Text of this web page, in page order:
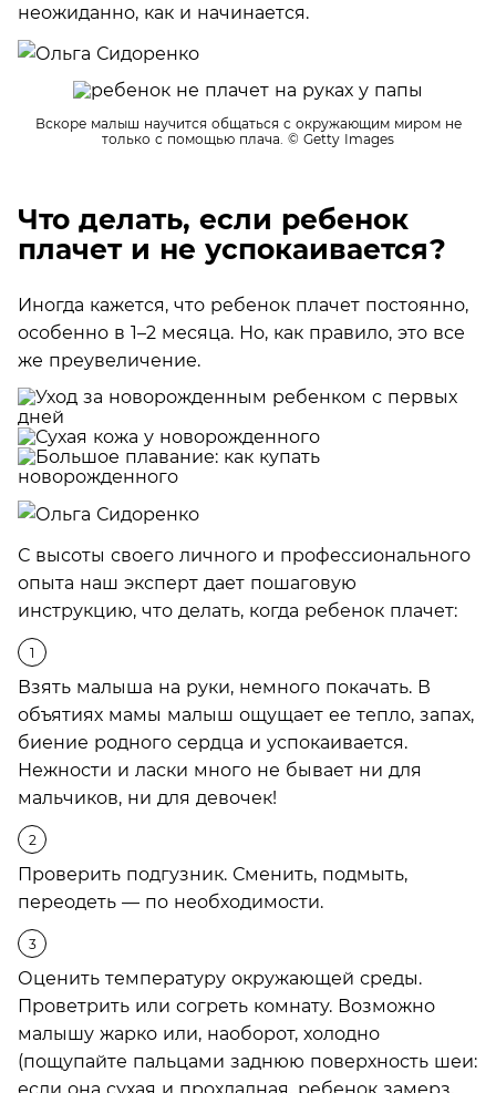
неожиданно, как и начинается.
Вскоре малыш научится общаться с окружающим миром не
только с помощью плача. © Getty Images
Что делать, если ребенок
плачет и не успокаивается?
Иногда кажется, что ребенок плачет постоянно,
особенно в 1–2 месяца. Но, как правило, это все
же преувеличение.
С высоты своего личного и профессионального
опыта наш эксперт дает пошаговую
инструкцию, что делать, когда ребенок плачет:
Взять малыша на руки, немного покачать. В
объятиях мамы малыш ощущает ее тепло, запах,
биение родного сердца и успокаивается.
Нежности и ласки много не бывает ни для
мальчиков, ни для девочек!
Проверить подгузник. Сменить, подмыть,
переодеть — по необходимости.
Оценить температуру окружающей среды.
Проветрить или согреть комнату. Возможно
малышу жарко или, наоборот, холодно
(пощупайте пальцами заднюю поверхность шеи:
если она сухая и прохладная, ребенок замерз,